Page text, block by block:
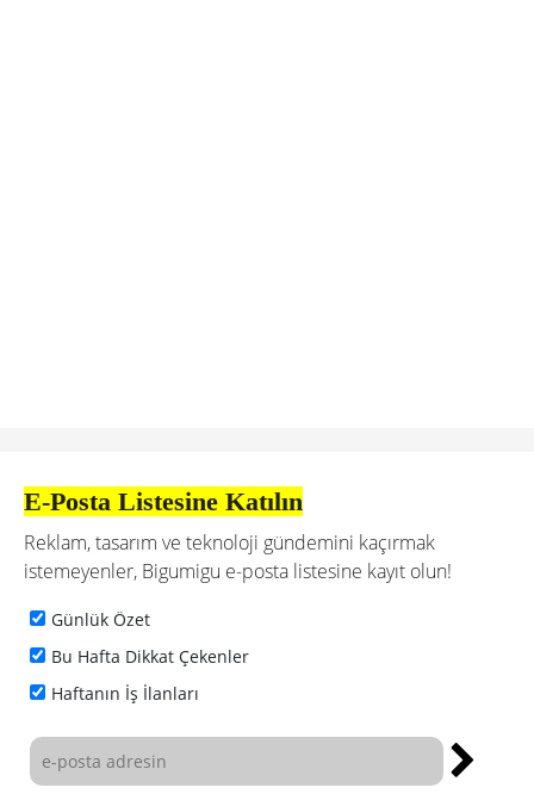
E-Posta Listesine Katılın
Reklam, tasarım ve teknoloji gündemini kaçırmak
istemeyenler, Bigumigu e-posta listesine kayıt olun!
Günlük Özet
Bu Hafta Dikkat Çekenler
Haftanın İş İlanları